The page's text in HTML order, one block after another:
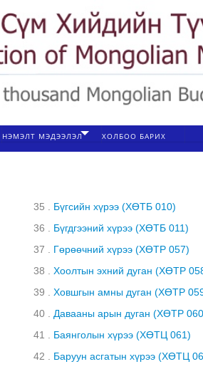
НЭМЭЛТ МЭДЭЭЛЭЛ ХОЛБОО БАРИХ
35 . Бүгсийн хүрээ (ХӨТБ 010)
36 . Бүгдгээний хүрээ (ХӨТБ 011)
37 . Гөрөөчний хүрээ (ХӨТР 057)
38 .Хоолтын эхний дуган (ХӨТР
39 .Ховшгын амны дуган (ХӨТР
40 .Давааны арын дуган (ХӨТР
41 . Баянголын хүрээ (ХӨТЦ 061)
42 . Баруун асгатын хүрээ (ХӨТЦ